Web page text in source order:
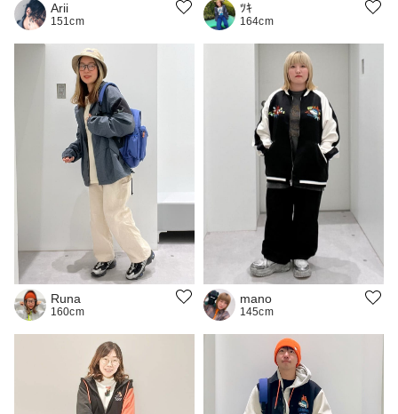
Arii
151cm
ﾂｷ
164cm
Runa
160cm
mano
145cm